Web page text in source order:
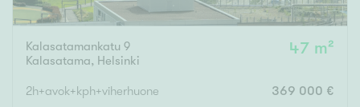
Kalasatamankatu 9
Kalasatama, Helsinki
47 m²
2h+avok+kph+viherhuone 369 000 €